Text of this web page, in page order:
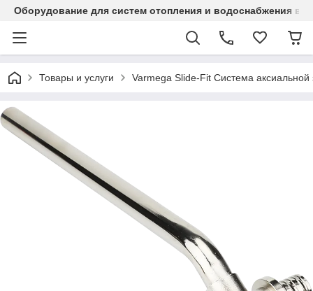
Оборудование для систем отопления и водоснабжения в
Товары и услуги Varmega Slide-Fit Система аксиальной